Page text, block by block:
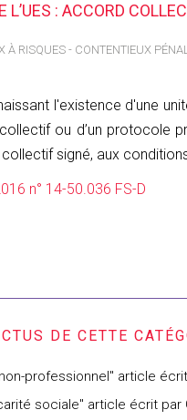
L’UES : ACCORD
À RISQUES - CONTENTIEUX
l'existence d'une
ou d’un protocole
signé, aux
n° 14-50.036 FS-D
professionnel" article
sociale" article écrit par